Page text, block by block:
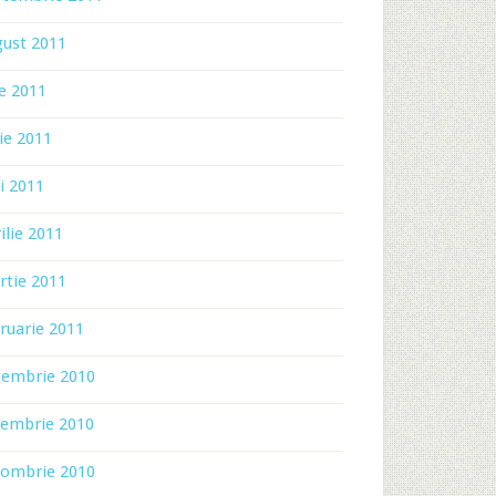
2011
2011
2011
2011
2011
2011
2011
2010
2010
2010